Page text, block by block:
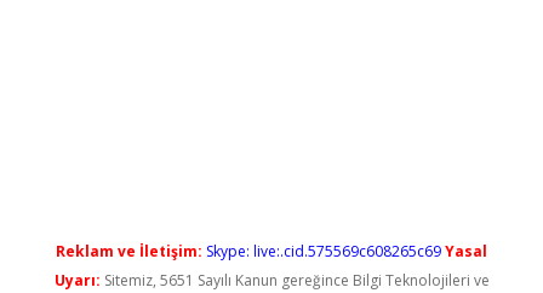
Reklam ve İletişim: Skype: live:.cid.575569c608265c69Yasal
Uyarı: Sitemiz, 5651 Sayılı Kanun gereğince Bilgi Teknolojileri ve